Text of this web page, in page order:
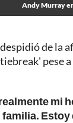
Andy Murray
de la
pese
mi